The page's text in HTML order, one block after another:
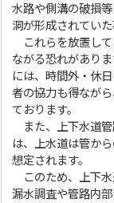
水路や側溝の破損
洞が形成されてい
これらを放置して
ながる恐れがあり
には、時間外・休
者の協力も得なが
ております。
また、上下水道管
は、上水道は管か
想定されます。
このため、上下水
漏水調査や管路内